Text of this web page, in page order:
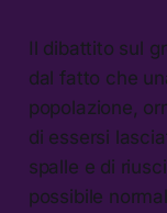
Il dibattito sul
dal fatto che
popolazione,
di essersi
spalle e di
possibile